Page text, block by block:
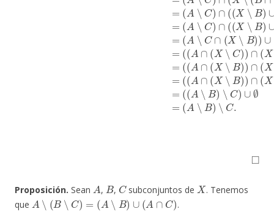
◻
Proposición. Sean
A
,
B
,
C
subconjuntos de
X
. Tenemos
que
A∖(B∖C =(A∖B) ∪(A∩C)
.